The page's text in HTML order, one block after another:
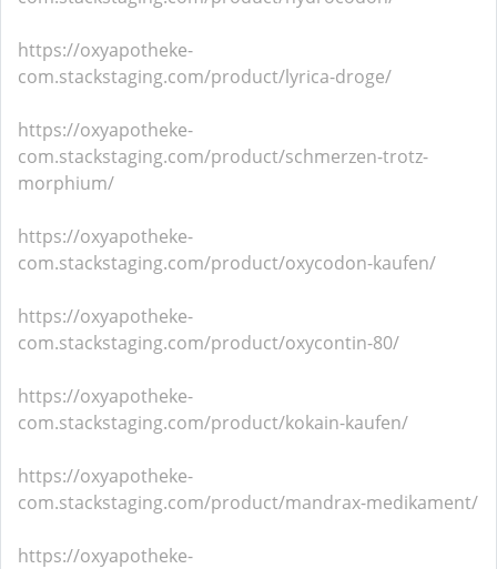
https://oxyapotheke-
com.stackstaging.com/product/lyrica-droge/
https://oxyapotheke-
com.stackstaging.com/product/schmerzen-trotz-
morphium/
https://oxyapotheke-
com.stackstaging.com/product/oxycodon-kaufen/
https://oxyapotheke-
com.stackstaging.com/product/oxycontin-80/
https://oxyapotheke-
com.stackstaging.com/product/kokain-kaufen/
https://oxyapotheke-
com.stackstaging.com/product/mandrax-medikament/
https://oxyapotheke-